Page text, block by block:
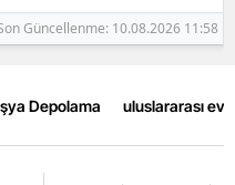
Güncellenme: 10.08.2026 11:58
Depolama uluslararası